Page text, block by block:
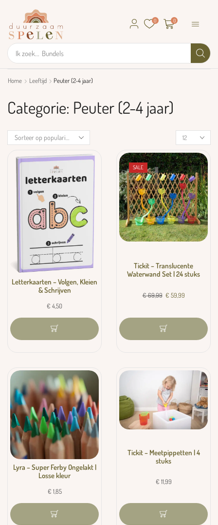
Ik zoek... GRIMM's
0 0
Home Leeftijd Peuter (2-4 jaar)
Categorie: Peuter (2-4 jaar)
Letterkaarten – Volgen, Kleien
& Schrijven
€ 4,50
SALE
Tickit – Translucente
Waterwand Set | 24 stuks
€69,99 € 59,99
Lyra – Super Ferby Ongelakt |
Losse kleur
€ 1,85
Tickit – Meetpippetten | 4
stuks
€ 11,99